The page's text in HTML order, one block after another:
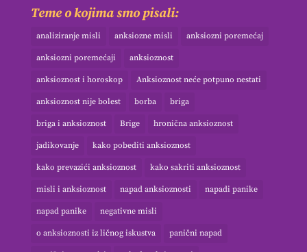
Teme o kojima smo pisali:
analiziranje misli anksiozne misli anksiozni poremećaj
anksiozni poremećaji anksioznost
anksioznost i horoskop Anksioznost neće potpuno nestati
anksioznost nije bolest borba briga
briga i anksioznost Brige hronična anksioznost
jadikovanje kako pobediti anksioznost
kako prevazići anksioznost kako sakriti anksioznost
misli i anksioznost napad anksioznosti napadi panike
napad panike negativne misli
o anksioznosti iz ličnog iskustva panični napad